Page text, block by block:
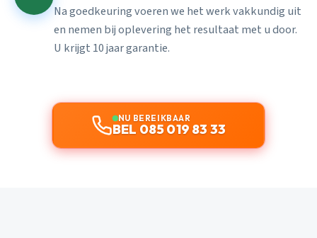
Na goedkeuring voeren we het werk vakkundig uit
en nemen bij oplevering het resultaat met u door.
U krijgt 10 jaar garantie.
NU BEREIKBAAR
BEL 085 019 83 33